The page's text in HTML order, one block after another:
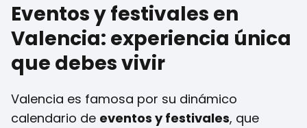
Eventos y festivales en
Valencia: experiencia única
que debes vivir
Valencia es famosa por su dinámico
calendario de eventos y festivales, que